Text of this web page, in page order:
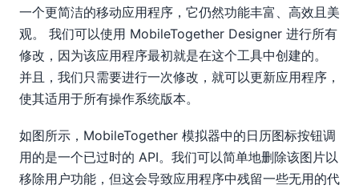
一个更简洁的移动应用程序，它仍然功能丰富、高效且美
观。 我们可以使用 MobileTogether Designer 进行所有
修改，因为该应用程序最初就是在这个工具中创建的。
并且，我们只需要进行一次修改，就可以更新应用程序，
使其适用于所有操作系统版本。
如图所示，MobileTogether 模拟器中的日历图标按钮调
用的是一个已过时的 API。我们可以简单地删除该图片以
移除用户功能，但这会导致应用程序中残留一些无用的代